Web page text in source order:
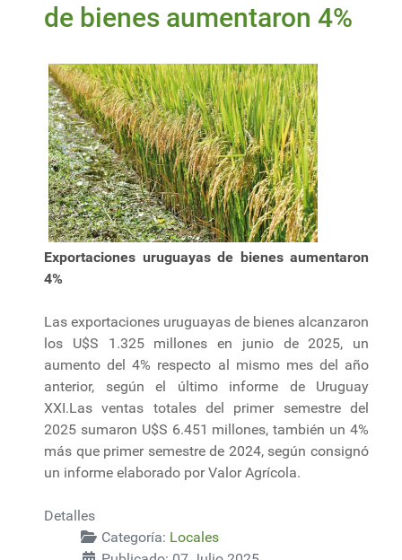
de bienes aumentaron 4%
Exportaciones uruguayas de bienes aumentaron
4%
Las exportaciones uruguayas de bienes alcanzaron
los U$S 1.325 millones en junio de 2025, un
aumento del 4% respecto al mismo mes del año
anterior, según el último informe de Uruguay
XXI.Las ventas totales del primer semestre del
2025 sumaron U$S 6.451 millones, también un 4%
más que primer semestre de 2024, según consignó
un informe elaborado por Valor Agrícola.
Detalles
Categoría: Locales